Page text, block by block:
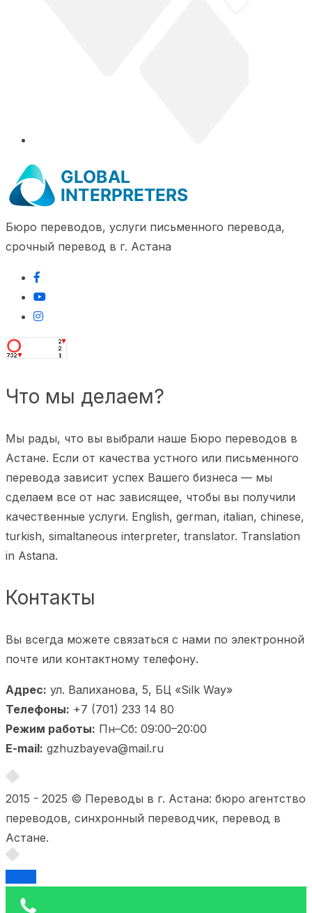
Бюро переводов, услуги письменного перевода,
срочный перевод в г. Астана
Что мы делаем?
Мы рады, что вы выбрали наше Бюро переводов в
Астане. Если от качества устного или письменного
перевода зависит успех Вашего бизнеса — мы
сделаем все от нас зависящее, чтобы вы получили
качественные услуги. English, german, italian, chinese,
turkish, simaltaneous interpreter, translator. Translation
in Astana.
Контакты
Вы всегда можете связаться с нами по электронной
почте или контактному телефону.
Адрес: ул. Валиханова, 5, БЦ «Silk Way»
Телефоны: +7 (701) 233 14 80
Режим работы: Пн–Сб: 09:00–20:00
E-mail: gzhuzbayeva@mail.ru
2015 - 2025 © Переводы в г. Астана: бюро агентство
переводов, синхронный переводчик, перевод в
Астане.